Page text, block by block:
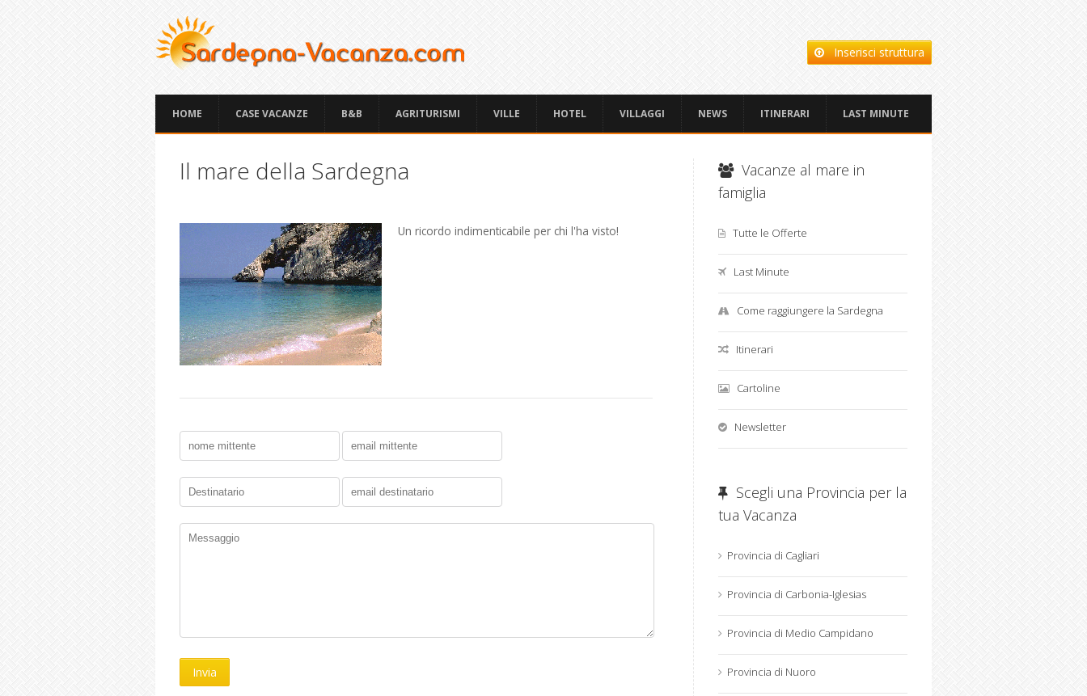
Inserisci struttura
HOME CASE VACANZE B&B AGRITURISMI VILLE HOTEL VILLAGGI NEWS ITINERARI LAST MINUTE
Il mare della Sardegna
Un ricordo indimenticabile per chi l'ha visto!
Vacanze al mare in
famiglia
Tutte le Offerte
Last Minute
Come raggiungere la Sardegna
Itinerari
Cartoline
Newsletter
Scegli una Provincia per la
tua Vacanza
Provincia di Cagliari
Provincia di Carbonia-Iglesias
Provincia di Medio Campidano
Provincia di Nuoro